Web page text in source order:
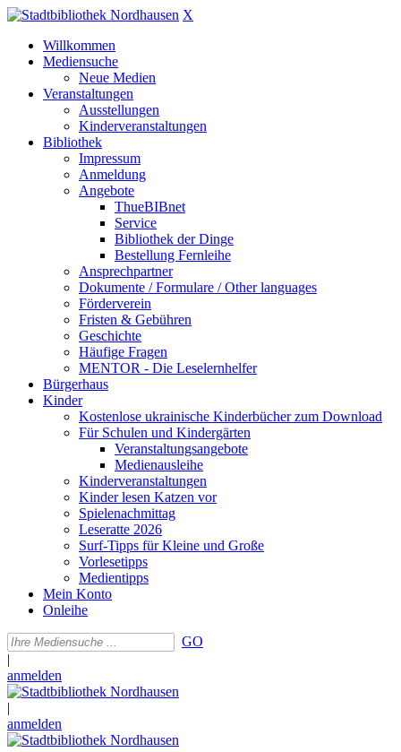
X
Willkommen
Mediensuche
Neue Medien
Veranstaltungen
Ausstellungen
Kinderveranstaltungen
Bibliothek
Impressum
Anmeldung
Angebote
ThueBIBnet
Service
Bibliothek der Dinge
Bestellung Fernleihe
Ansprechpartner
Dokumente / Formulare / Other languages
Förderverein
Fristen & Gebühren
Geschichte
Häufige Fragen
MENTOR - Die Leselernhelfer
Bürgerhaus
Kinder
Kostenlose ukrainische Kinderbücher zum Download
Für Schulen und Kindergärten
Veranstaltungsangebote
Medienausleihe
Kinderveranstaltungen
Kinder lesen Katzen vor
Spielenachmittag
Leseratte 2026
Surf-Tipps für Kleine und Große
Vorlesetipps
Medientipps
Mein Konto
Onleihe
GO
|
anmelden
|
anmelden